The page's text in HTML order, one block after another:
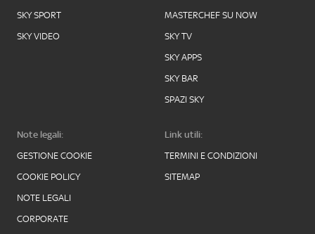
SKY SPORT
SKY VIDEO
MASTERCHEF SU NOW
SKY TV
SKY APPS
SKY BAR
SPAZI SKY
Note legali:
GESTIONE COOKIE
COOKIE POLICY
NOTE LEGALI
CORPORATE
Link utili:
TERMINI E CONDIZIONI
SITEMAP